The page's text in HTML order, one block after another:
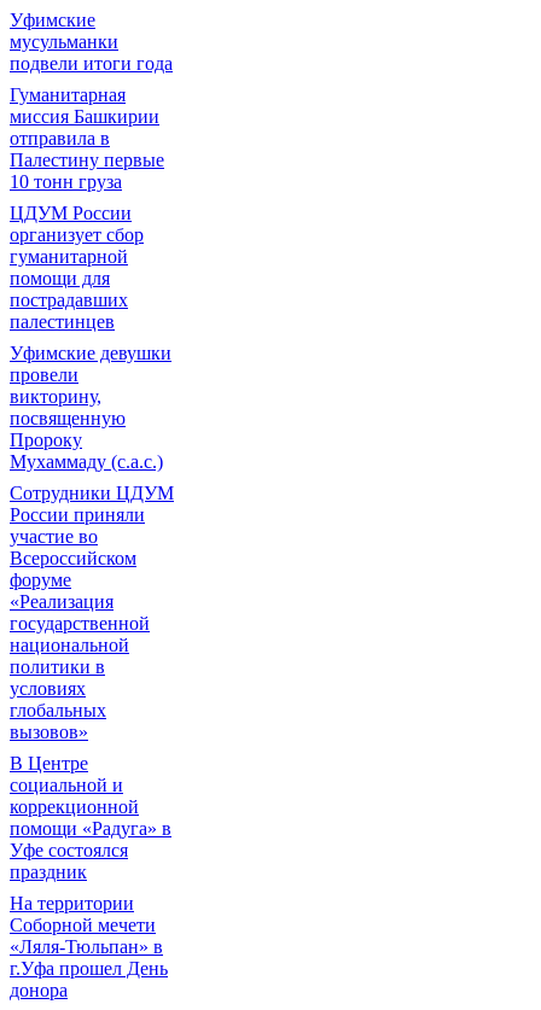
Уфимские
мусульманки
подвели итоги года
Гуманитарная
миссия Башкирии
отправила в
Палестину первые
10 тонн груза
ЦДУМ России
организует сбор
гуманитарной
помощи для
пострадавших
палестинцев
Уфимские девушки
провели
викторину,
посвященную
Пророку
Мухаммаду (с.а.с.)
Сотрудники ЦДУМ
России приняли
участие во
Всероссийском
форуме
«Реализация
государственной
национальной
политики в
условиях
глобальных
вызовов»
В Центре
социальной и
коррекционной
помощи «Радуга» в
Уфе состоялся
праздник
На территории
Соборной мечети
«Ляля-Тюльпан» в
г.Уфа прошел День
донора